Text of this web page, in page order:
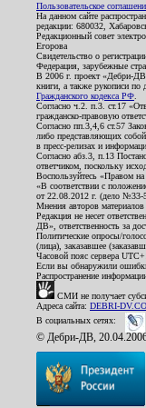
Пользовательское
На данном сайте
редакции: 680032,
Редакционный совет
Егорова
Свидетельство о
Федерация, зарубежные
В 2006 г. проект «Дебри-
книги, а также рукописи по
Гражданского кодекса РФ
Согласно ч.2. п.3. ст.17
гражданско-правовую
Согласно пп.3,4,6 ст.57
либо представляющих
в пресс-релизах и
Согласно абз.3, п.13
ответчиком, поскольку
Воспользуйтесь «Правом
«В соответствии с
от 22.08.2012 г. (дело
Мнения авторов материалов
Редакция не несет
ДВ», ответственность за
Политические опросы/
(лица), заказавшее
Часовой пояс сервера
Если вы обнаружили
Распространение
СМИ не получает
Адреса сайта: DEBRI-
В социальных сетях:
© Дебри-ДВ,